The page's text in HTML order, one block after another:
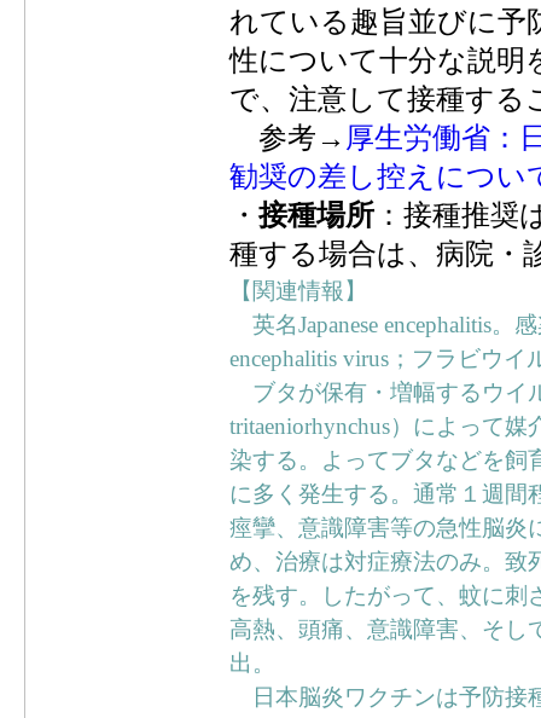
れている趣旨並びに予
性について十分な説明
で、注意して接種する
参考→ 厚生労働省：
勧奨の差し控えについ
・接種場所 ：接種推奨
種する場合は、病院・
【関連情報】
英名Japanese encephalitis。
encephalitis virus；フラビウ
ブタが保有・増幅するウイ
tritaeniorhynchus）によって
染する。よってブタなどを飼
に多く発生する。通常１週間
痙攣、意識障害等の急性脳炎
め、治療は対症療法のみ。致
を残す。したがって、蚊に刺
高熱、頭痛、意識障害、そし
出。
日本脳炎ワクチンは予防接